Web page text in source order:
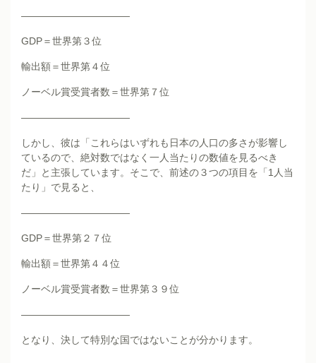
———————————
GDP＝世界第３位
輸出額＝世界第４位
ノーベル賞受賞者数＝世界第７位
———————————
しかし、彼は「これらはいずれも日本の人口の多さが影響し
ているので、絶対数ではなく一人当たりの数値を見るべき
だ」と主張しています。そこで、前述の３つの項目を「1人当
たり」で見ると、
———————————
GDP＝世界第２７位
輸出額＝世界第４４位
ノーベル賞受賞者数＝世界第３９位
———————————
となり、決して特別な国ではないことが分かります。